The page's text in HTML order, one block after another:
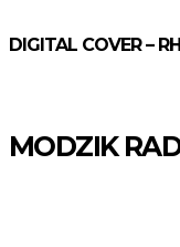
DIGITAL COVER –
MODZIK